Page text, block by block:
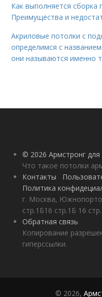
Как выполняется сборка
Преимущества и
Акриловые потолки с
определимся с
они называются именно
© 2026 Армстронг для
Что такое потолки
Контакты
Политика
г. Москва,
стр.1Б16 стр.1Б 16
Обратная связь
Копирование
гиперссылки.
© 2026,